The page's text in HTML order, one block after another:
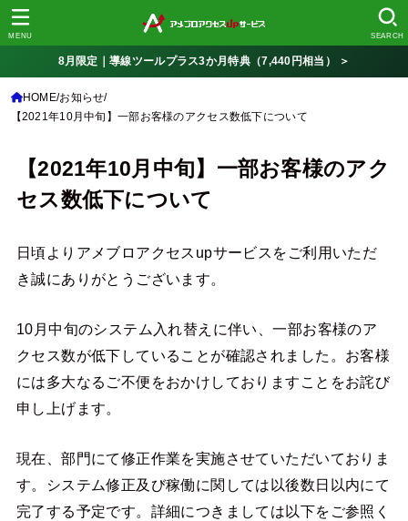
SEARCH
MENU
8月限定｜導線ツールプラス3か月特典（7,440円相当） ＞
HOME お知らせ
【2021年10月中旬】一部お客様のアクセス数低下について
【2021年10月中旬】一部お客様のアク
セス数低下について
日頃よりアメブロアクセスupサービスをご利用いただ
き誠にありがとうございます。
10月中旬のシステム入れ替えに伴い、一部お客様のア
クセス数が低下していることが確認されました。お客様
には多大なるご不便をおかけしておりますことをお詫び
申し上げます。
現在、部門にて修正作業を実施させていただいておりま
す。システム修正及び稼働に関しては以後数日以内にて
完了する予定です。詳細につきましては以下をご参照く